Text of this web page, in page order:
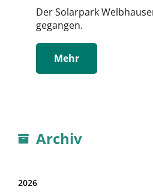
Der Solarpark
gegangen.
Mehr
Archiv
2026